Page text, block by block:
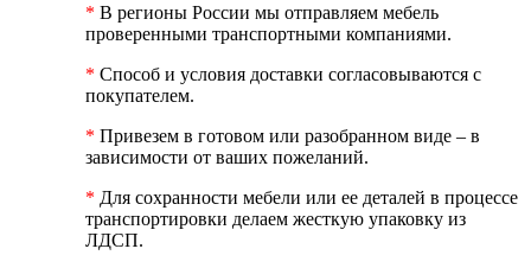
* В регионы России мы отправляем мебель
проверенными транспортными компаниями.
* Способ и условия доставки согласовываются с
покупателем.
* Привезем в готовом или разобранном виде – в
зависимости от ваших пожеланий.
* Для сохранности мебели или ее деталей в процессе
транспортировки делаем жесткую упаковку из
ЛДСП.